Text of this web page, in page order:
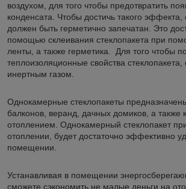
воздухом, для того чтобы предотвратить
конденсата. Чтобы достичь такого эффекта,
должен быть герметично запечатан. Это
помощью склеивания стеклопакета при
ленты, а также герметика. Для того чтобы
теплоизоляционные свойства стеклопакета,
инертным газом.
Однокамерные стеклопакеты
балконов, веранд, дачных домиков, а также
отоплением. Однокамерный стеклопакет
отоплении, будет достаточно эффективно
помещении.
Устанавливая в помещении
сможете сэкономить не малые деньги на